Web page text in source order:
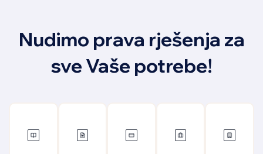
Nudimo prava rješenja za
sve Vaše potrebe!